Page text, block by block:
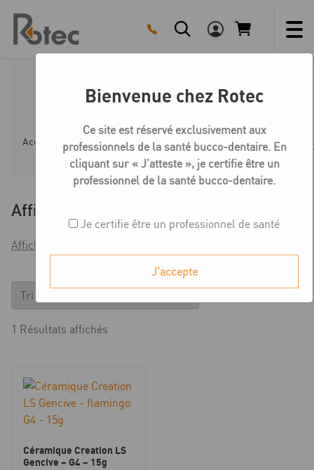
content
Gingiva LS
Accueil Boutique Céramique Création LS Gingiva
Affiner
Afficher les filtres
1 Résultats affichés
Céramique Creation LS
Gencive – G4 – 15g
Bienvenue chez Rotec
Ce site est réservé exclusivement aux
professionnels de la santé bucco-dentaire. En
cliquant sur « J’atteste », je certifie être un
professionnel de la santé bucco-dentaire.
Je certifie être un professionnel de santé
J'accepte